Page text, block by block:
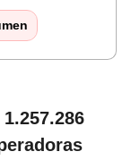
1.257.286